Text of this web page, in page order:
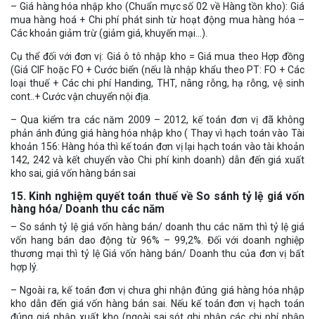
– Giá hàng hóa nhập kho (Chuẩn mực số 02 về Hàng tồn kho): Giá
mua hàng hoá + Chi phí phát sinh từ hoạt động mua hàng hóa –
Các khoản giảm trừ (giảm giá, khuyến mại…).
Cụ thể đối với đơn vị: Giá ô tô nhập kho = Giá mua theo Hợp đồng
(Giá CIF hoặc FO + Cước biển (nếu là nhập khẩu theo PT: FO + Các
loại thuế + Các chi phí Handing, THT, nâng rỗng, hạ rỗng, vệ sinh
cont..+ Cước vận chuyển nội địa.
– Qua kiểm tra các năm 2009 – 2012, kế toán đơn vị đã không
phản ánh đúng giá hàng hóa nhập kho ( Thay vì hạch toán vào Tài
khoản 156: Hàng hóa thì kế toán đơn vị lại hạch toán vào tài khoản
142, 242 và kết chuyển vào Chi phí kinh doanh) dẫn đến giá xuất
kho sai, giá vốn hàng bán sai
15. Kinh nghiệm quyết toán thuế về So sánh tỷ lệ giá vốn
hàng hóa/ Doanh thu các năm
– So sánh tỷ lệ giá vốn hàng bán/ doanh thu các năm thì tỷ lệ giá
vốn hang bán dao động từ 96% – 99,2%. Đối với doanh nghiệp
thương mại thì tỷ lệ Giá vốn hàng bán/ Doanh thu của đơn vị bất
hợp lý.
– Ngoài ra, kế toán đơn vị chưa ghi nhận đúng giá hàng hóa nhập
kho dẫn đến giá vốn hàng bán sai. Nếu kế toán đơn vị hạch toán